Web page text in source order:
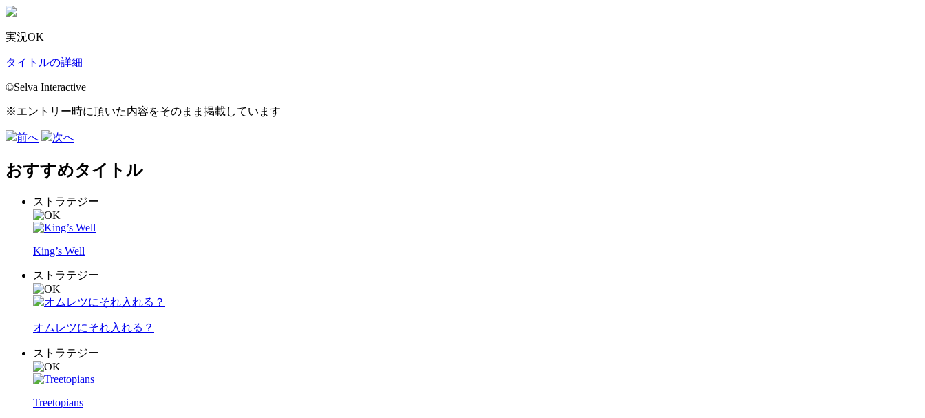
実況OK
タイトルの詳細
©Selva Interactive
※エントリー時に頂いた内容をそのまま掲載しています
前へ 次へ
おすすめタイトル
ストラテジー
King’s Well
ストラテジー
オムレツにそれ入れる？
ストラテジー
Treetopians